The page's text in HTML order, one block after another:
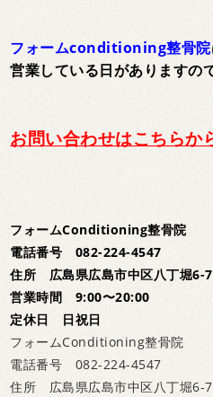
フォームconditioning整骨院
営業している日がありますの
お問い合わせはこちらか
フォームConditioning整骨院
電話番号 082-224-4547
住所 広島県広島市中区八丁堀6-
営業時間 9:00〜20:00
定休日 日祝日
フォームConditioning整骨院
電話番号 082-224-4547
住所 広島県広島市中区八丁堀6-